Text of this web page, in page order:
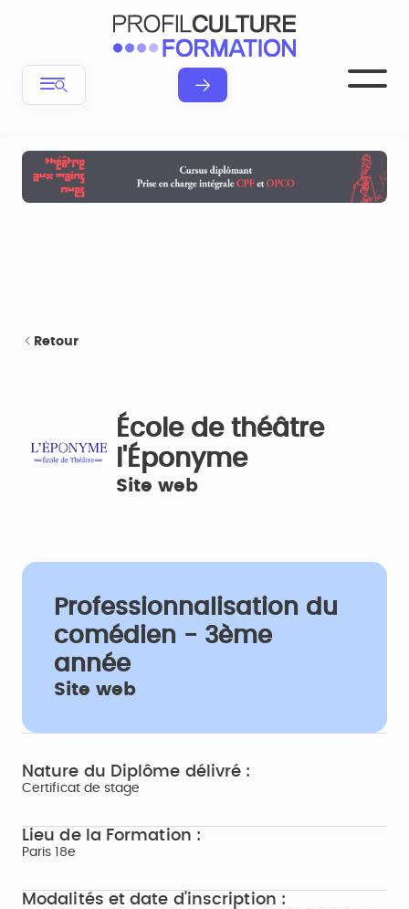
Retour
École de théâtre
l'Éponyme
Site web
Professionnalisation du
comédien - 3ème
année
Site web
Nature du Diplôme délivré :
Certificat de stage
Lieu de la Formation :
Paris 18e
Modalités et date d'inscription :